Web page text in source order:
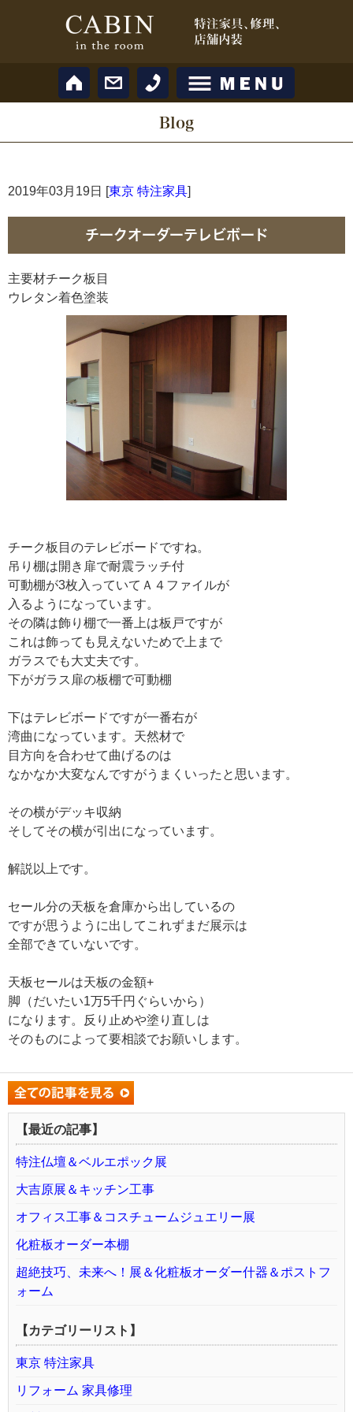
Blog
2019年03月19日 [東京 特注家具]
チークオーダーテレビボード
主要材チーク板目
ウレタン着色塗装
チーク板目のテレビボードですね。
吊り棚は開き扉で耐震ラッチ付
可動棚が3枚入っていてＡ４ファイルが
入るようになっています。
その隣は飾り棚で一番上は板戸ですが
これは飾っても見えないためで上まで
ガラスでも大丈夫です。
下がガラス扉の板棚で可動棚
下はテレビボードですが一番右が
湾曲になっています。天然材で
目方向を合わせて曲げるのは
なかなか大変なんですがうまくいったと思います。
その横がデッキ収納
そしてその横が引出になっています。
解説以上です。
セール分の天板を倉庫から出しているの
ですが思うように出してこれずまだ展示は
全部できていないです。
天板セールは天板の金額+
脚（だいたい1万5千円ぐらいから）
になります。反り止めや塗り直しは
そのものによって要相談でお願いします。
【最近の記事】
特注仏壇＆ベルエポック展
大吉原展＆キッチン工事
オフィス工事＆コスチュームジュエリー展
化粧板オーダー本棚
超絶技巧、未来へ！展＆化粧板オーダー什器＆ポストフ
ォーム
【カテゴリーリスト】
東京 特注家具
リフォーム 家具修理